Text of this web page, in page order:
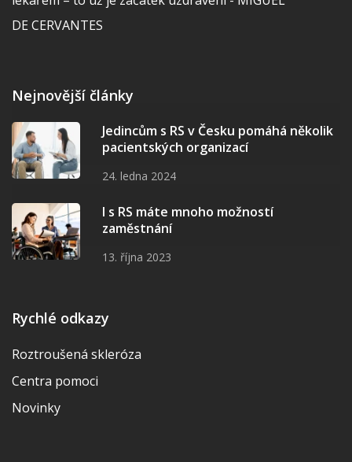
DE CERVANTES
Nejnovější články
Jedincům s RS v Česku pomáhá několik
pacientských organizací
24. ledna 2024
I s RS máte mnoho možností
zaměstnání
13. října 2023
Rychlé odkazy
Roztroušená skleróza
Centra pomoci
Novinky